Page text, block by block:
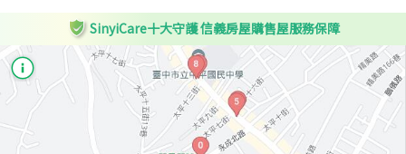
SinyiCare十大守護 信義房屋購售屋服務保障